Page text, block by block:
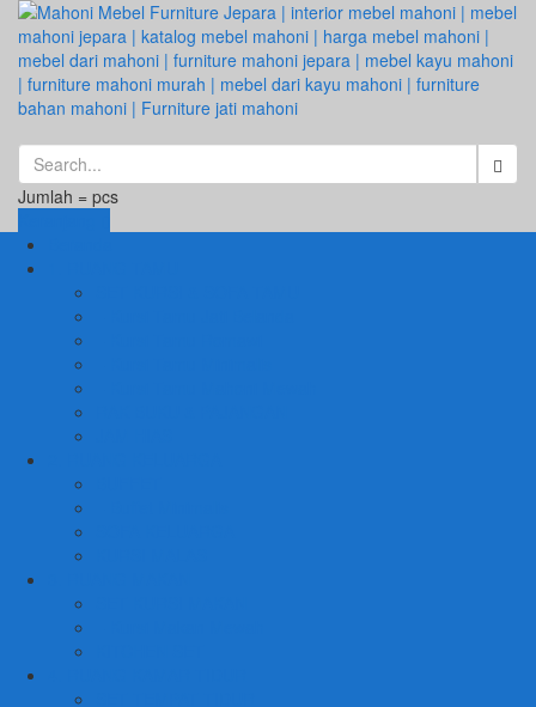
Jumlah = pcs